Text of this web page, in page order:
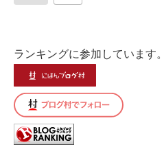
ランキングに参加しています